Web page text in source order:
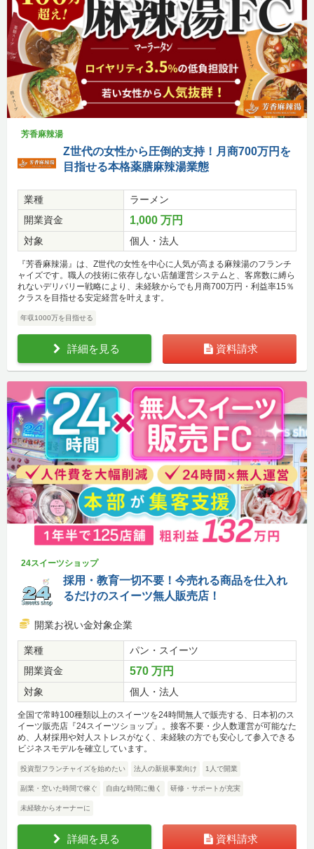
芳香麻辣湯
Z世代の女性から圧倒的支持！月商700万円を
目指せる本格薬膳麻辣湯業態
業種
ラーメン
開業資金
1,000 万円
対象 個人・法人
『芳香麻辣湯』は、Z世代の女性を中心に人気が高まる麻辣湯のフランチ
ャイズです。職人の技術に依存しない店舗運営システムと、客席数に縛ら
れないデリバリー戦略により、未経験からでも月商700万円・利益率15％
クラスを目指せる安定経営を叶えます。
年収1000万を目指せる
詳細を見る 資料請求
24スイーツショップ
採用・教育一切不要！今売れる商品を仕入れ
るだけのスイーツ無人販売店！
開業お祝い金対象企業
業種
パン・スイーツ
開業資金
570 万円
対象 個人・法人
全国で常時100種類以上のスイーツを24時間無人で販売する、日本初のス
イーツ販売店『24スイーツショップ』。接客不要・少人数運営が可能なた
め、人材採用や対人ストレスがなく、未経験の方でも安心して参入できる
ビジネスモデルを確立しています。
投資型フランチャイズを始めたい 法人の新規事業向け 1人で開業
副業・空いた時間で稼ぐ 自由な時間に働く 研修・サポートが充実
未経験からオーナーに
詳細を見る 資料請求